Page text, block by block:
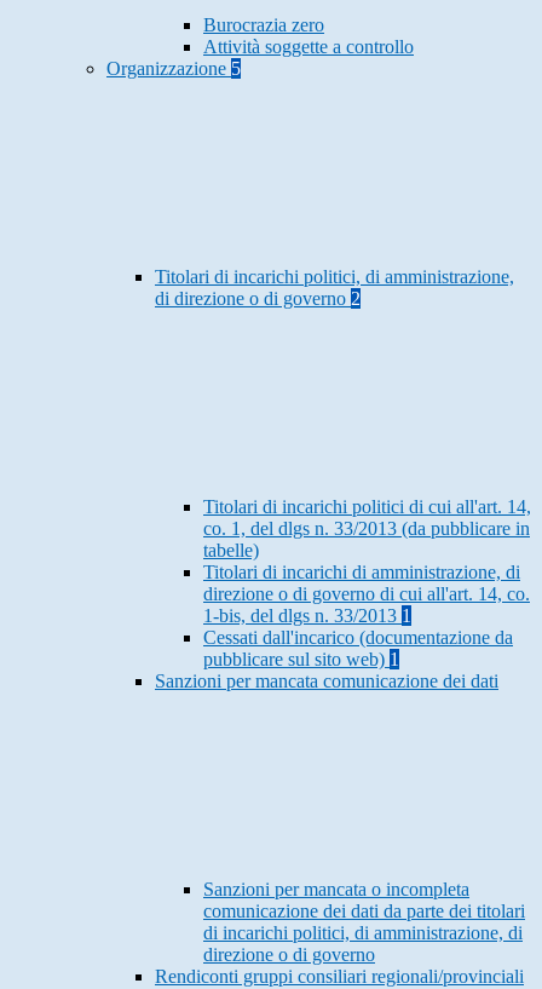
Burocrazia zero
Attività soggette a controllo
Organizzazione 5
Titolari di incarichi politici, di amministrazione,
di direzione o di governo 2
Titolari di incarichi politici di cui all'art. 14,
co. 1, del dlgs n. 33/2013 (da pubblicare in
tabelle)
Titolari di incarichi di amministrazione, di
direzione o di governo di cui all'art. 14, co.
1-bis, del dlgs n. 33/2013 1
Cessati dall'incarico (documentazione da
pubblicare sul sito web) 1
Sanzioni per mancata comunicazione dei dati
Sanzioni per mancata o incompleta
comunicazione dei dati da parte dei titolari
di incarichi politici, di amministrazione, di
direzione o di governo
Rendiconti gruppi consiliari regionali/provinciali